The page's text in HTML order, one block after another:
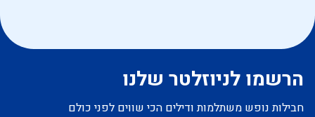
הרשמו לניוזלטר שלנו
חבילות נופש משתלמות ודילים הכי שווים לפני כולם